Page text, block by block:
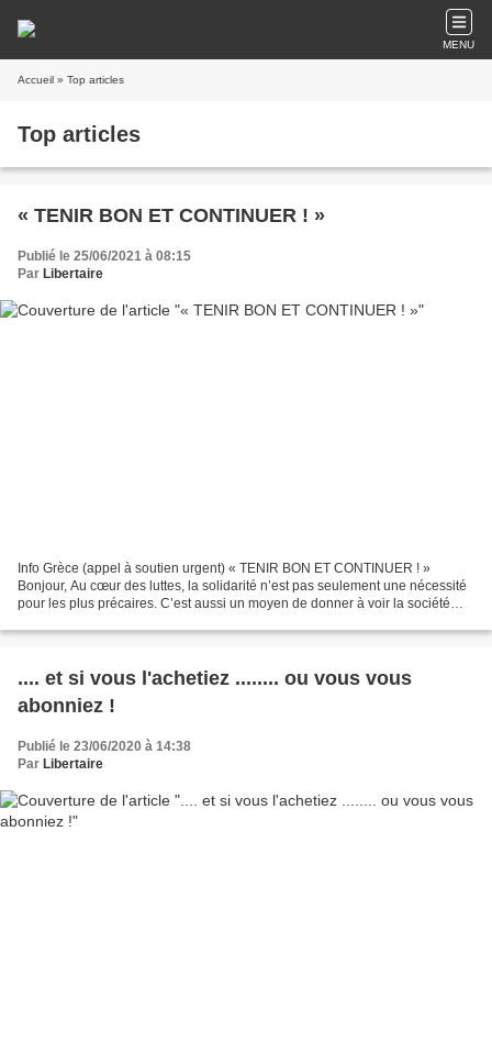
MENU
Accueil » Top articles
Top articles
« TENIR BON ET CONTINUER ! »
Publié le 25/06/2021 à 08:15
Par Libertaire
Info Grèce (appel à soutien urgent) « TENIR BON ET CONTINUER ! »
Bonjour, Au cœur des luttes, la solidarité n’est pas seulement une nécessité
pour les plus précaires. C’est aussi un moyen de donner à voir la société
.... et si vous l'achetiez ........ ou vous vous
abonniez !
Publié le 23/06/2020 à 14:38
Par Libertaire